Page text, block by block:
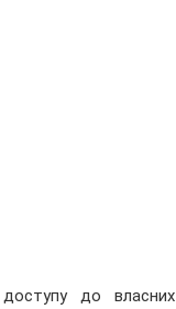
до власних